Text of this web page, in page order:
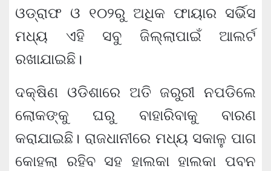
ଓଡ୍ରାଫ ଓ ୧୦୨ରୁ ଅଧିକ ଫାୟାର ସର୍ଭିସ
ମଧ୍ୟ ଏହି ସବୁ ଜିଲ୍ଲାପାଇଁ ଆଲର୍ଟ
ରଖାଯାଇଛି।
ଦକ୍ଷିଣ ଓଡିଶାରେ ଅତି ଜରୁରୀ ନପଡିଲେ
ଲୋକଙ୍କୁ ଘରୁ ବାହାରିବାକୁ ବାରଣ
କରାଯାଇଛି। ରାଜଧାନୀରେ ମଧ୍ୟ ସକାଳୁ ପାଗ
କୋହଲା ରହିବ ସହ ହାଲକା ହାଲକା ପବନ